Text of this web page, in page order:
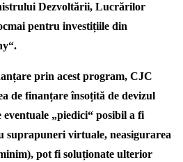
Dezvoltării, Lucrărilor
pentru investițiile din
prin acest program, CJC
de finanțare însoțită de devizul
eventuale „piedici“ posibil a fi
suprapuneri virtuale, neasigurarea
pot fi soluționate ulterior